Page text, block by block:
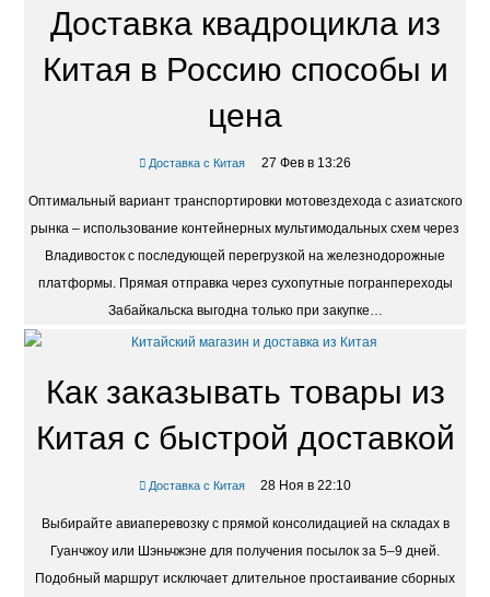
Доставка квадроцикла из
Китая в Россию способы и
цена
Доставка с Китая 27 Фев в 13:26
Оптимальный вариант транспортировки мотовездехода с азиатского
рынка – использование контейнерных мультимодальных схем через
Владивосток с последующей перегрузкой на железнодорожные
платформы. Прямая отправка через сухопутные погранпереходы
Забайкальска выгодна только при закупке…
Как заказывать товары из
Китая с быстрой доставкой
Доставка с Китая 28 Ноя в 22:10
Выбирайте авиаперевозку с прямой консолидацией на складах в
Гуанчжоу или Шэньчжэне для получения посылок за 5–9 дней.
Подобный маршрут исключает длительное простаивание сборных